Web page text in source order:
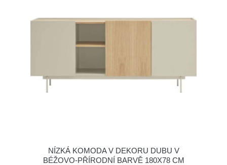
NÍZKÁ KOMODA V DEKORU DUBU V
BÉŽOVO-PŘÍRODNÍ BARVĚ 180X78 CM